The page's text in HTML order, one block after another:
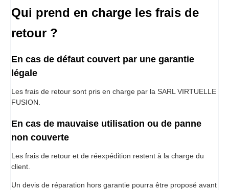
Qui prend en charge les frais de
retour ?
En cas de défaut couvert par une garantie
légale
Les frais de retour sont pris en charge par la SARL VIRTUELLE
FUSION.
En cas de mauvaise utilisation ou de panne
non couverte
Les frais de retour et de réexpédition restent à la charge du
client.
Un devis de réparation hors garantie pourra être proposé avant